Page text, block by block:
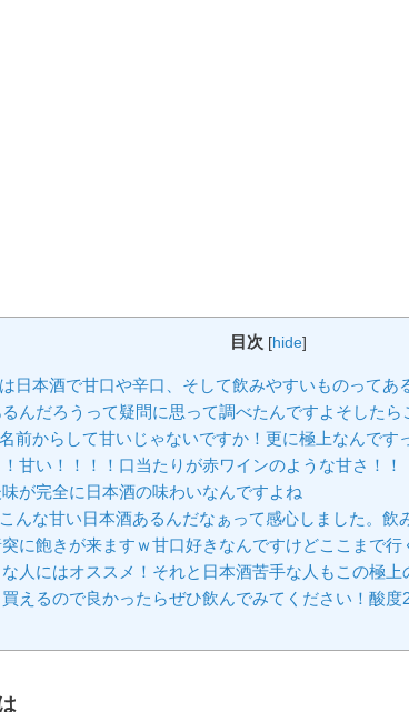
目次 [hide]
日本酒で甘口や辛口、そして飲みやすいものってあ
んだろうって疑問に思って調べたんですよそしたら
前からして甘いじゃないですか！更に極上なんです
甘い！！！！口当たりが赤ワインのような甘さ！！
が完全に日本酒の味わいなんですよね
んな甘い日本酒あるんだなぁって感心しました。飲
に飽きが来ますｗ甘口好きなんですけどここまで
人にはオススメ！それと日本酒苦手な人もこの極
えるので良かったらぜひ飲んでみてください！酸